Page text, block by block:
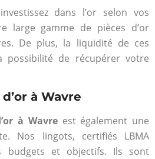
dans l’or selon vos
large gamme de pièces d’or
De plus, la liquidité de ces
de récupérer votre
à Wavre
à Wavreest également une
Nos lingots, certifiés LBMA
budgets et objectifs. Ils sont